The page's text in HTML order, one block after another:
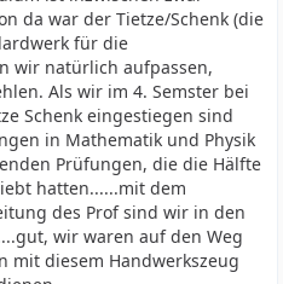
da war der Tietze/Schenk (die
für die
wir natürlich aufpassen,
Als wir im 4. Semster bei
Schenk eingestiegen sind
in Mathematik und Physik
Prüfungen, die die Hälfte
hatten......mit dem
des Prof sind wir in den
wir waren auf den Weg
mit diesem Handwerkszeug